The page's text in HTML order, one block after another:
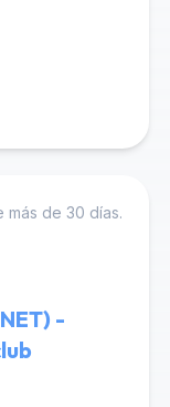
más de 30 días.
-